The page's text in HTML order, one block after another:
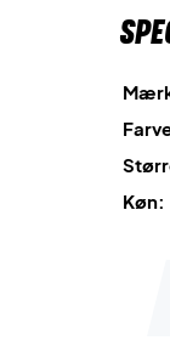
Stå helt skarpt
kamp. Bevæg
pasformen er
Prøv den
Materialer:
Køn: